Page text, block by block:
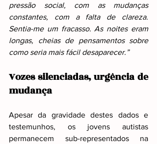
pressão social, com as mudanças
constantes, com a falta de clareza.
Sentia-me um fracasso. As noites eram
longas, cheias de pensamentos sobre
como seria mais fácil desaparecer.”
Vozes silenciadas, urgência de
mudança
Apesar da gravidade destes dados e
testemunhos, os jovens autistas
permanecem sub-representados na